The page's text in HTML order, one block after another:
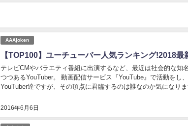
AAAjoken
【TOP100】ユーチューバー人気ランキング!2018最
2016年6月6日
テレビCMやバラエティ番組に出演するなど、最近は社会的な知
つつあるYouTuber。 動画配信サービス『YouTube』で活動をし
YouTuber達ですが、その頂点に君臨するのは誰なのか気になり